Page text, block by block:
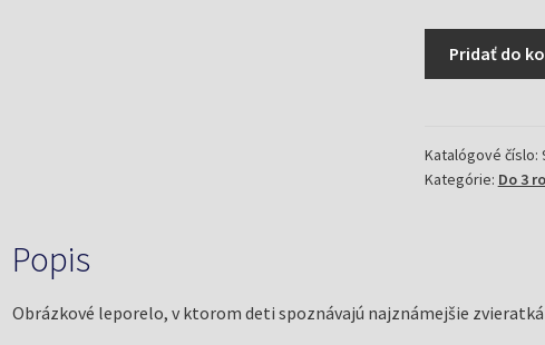
množstvo
farme
Pridať do
Katalógové číslo:
Kategórie: Do 3
Popis
Obrázkové leporelo, v ktorom deti spoznávajú najznámejšie